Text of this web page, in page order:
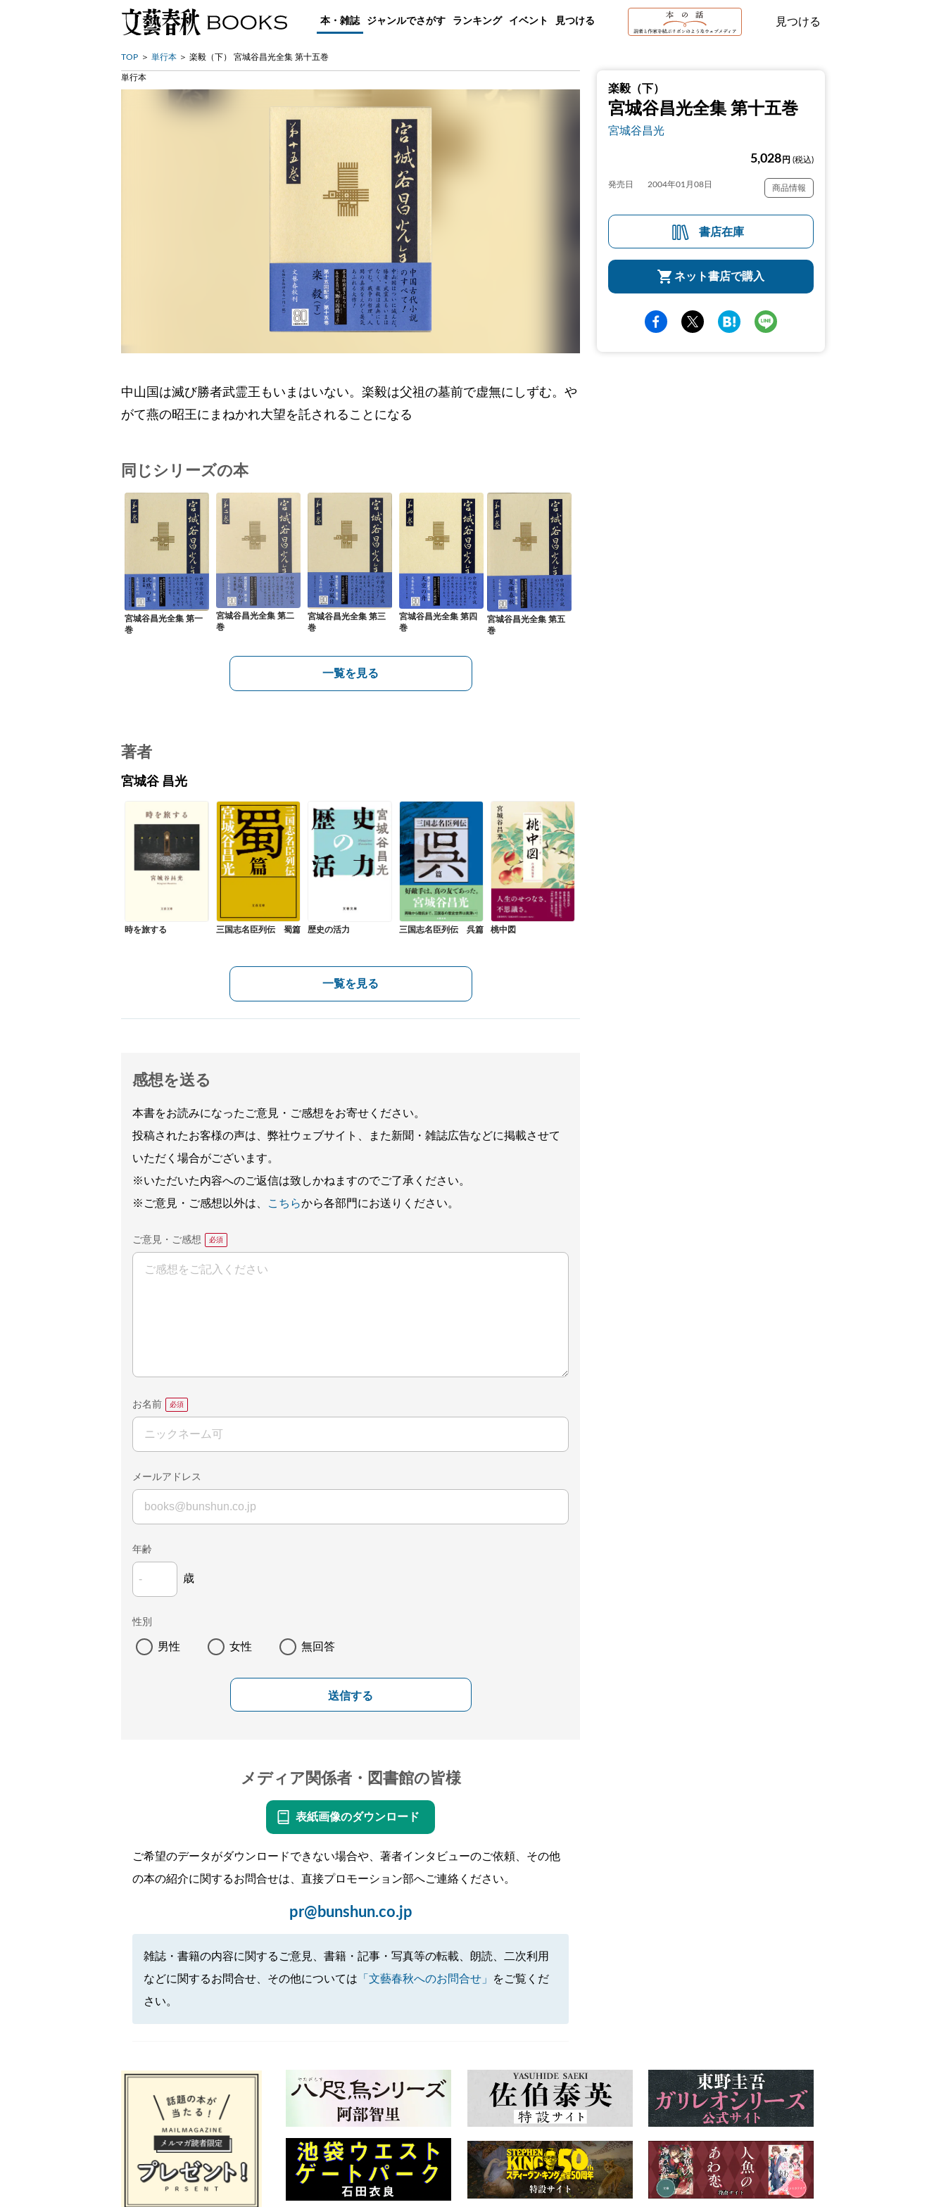
本・雑誌 ジャンルでさがす ランキング イベント 見つける 見つける
TOP 単行本 楽毅（下） 宮城谷昌光全集 第十五巻
楽毅（下）
宮城谷昌光全集 第十五巻
宮城谷昌光
5,028 円 (税込)
発売日 2004年01月08日 商品情報
書店在庫
ネット書店で購入
単行本
中山国は滅び勝者武霊王もいまはいない。楽毅は父祖の墓前で虚無にしずむ。や
がて燕の昭王にまねかれ大望を託されることになる
同じシリーズの本
宮城谷昌光全集 第一
巻
宮城谷昌光全集 第二
巻
宮城谷昌光全集 第三
巻
宮城谷昌光全集 第四
巻
宮城谷昌光全集 第五
巻
一覧を見る
著者
宮城谷 昌光
時を旅する 三国志名臣列伝 蜀篇 歴史の活力 三国志名臣列伝 呉篇 桃中図
一覧を見る
感想を送る
本書をお読みになったご意見・ご感想をお寄せください。
投稿されたお客様の声は、弊社ウェブサイト、また新聞・雑誌広告などに掲載させて
いただく場合がございます。
※いただいた内容へのご返信は致しかねますのでご了承ください。
※ご意見・ご感想以外は、
こちらから各部門にお送りください。
ご意見・ご感想
お名前
メールアドレス
年齢
歳
性別
男性 女性 無回答
送信する
メディア関係者・図書館の皆様
表紙画像のダウンロード
ご希望のデータがダウンロードできない場合や、著者インタビューのご依頼、その他
の本の紹介に関するお問合せは、直接プロモーション部へご連絡ください。
pr@bunshun.co.jp
雑誌・書籍の内容に関するご意見、書籍・記事・写真等の転載、朗読、二次利用
などに関するお問合せ、その他については 「文藝春秋へのお問合せ」
をご覧くだ
さい。